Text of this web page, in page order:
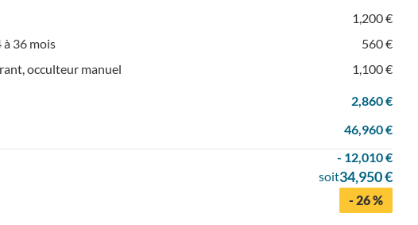
1,200 €
36 mois
560 €
occulteur manuel
1,100 €
2,860 €
46,960 €
- 12,010 €
soit34,950 €
- 26 %